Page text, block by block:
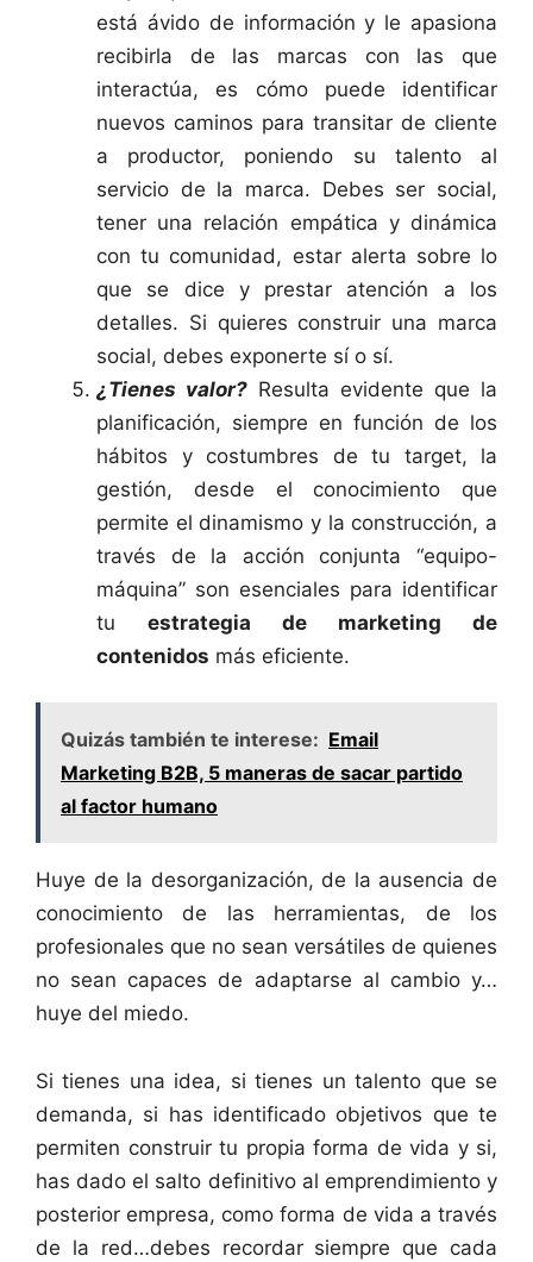
está ávido de información y le apasiona
recibirla de las marcas con las que
interactúa, es cómo puede identificar
nuevos caminos para transitar de cliente
a productor, poniendo su talento al
servicio de la marca. Debes ser social,
tener una relación empática y dinámica
con tu comunidad, estar alerta sobre lo
que se dice y prestar atención a los
detalles. Si quieres construir una marca
social, debes exponerte sí o sí.
¿Tienes valor? Resulta evidente que la
planificación, siempre en función de los
hábitos y costumbres de tu target, la
gestión, desde el conocimiento que
permite el dinamismo y la construcción, a
través de la acción conjunta “equipo-
máquina” son esenciales para identificar
tu estrategia de marketing de
contenidos más eficiente.
Quizás también te interese: Email
Marketing B2B, 5 maneras de sacar partido
al factor humano
Huye de la desorganización, de la ausencia de
conocimiento de las herramientas, de los
profesionales que no sean versátiles de quienes
no sean capaces de adaptarse al cambio y…
huye del miedo.
Si tienes una idea, si tienes un talento que se
demanda, si has identificado objetivos que te
permiten construir tu propia forma de vida y si,
has dado el salto definitivo al emprendimiento y
posterior empresa, como forma de vida a través
de la red…debes recordar siempre que cada